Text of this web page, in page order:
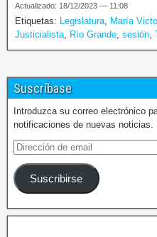
Actualizado: 18/12/2023 — 11:08
Etiquetas: Legislatura María
Justicialista
Río Grande sesión
Suscríbase
Introduzca su correo electrónico
notificaciones de nuevas noticias.
Suscribirse